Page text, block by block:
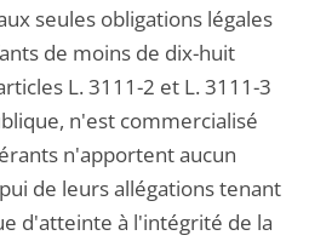
seules obligations légales
de moins de dix-huit
L. 3111-2 et L. 3111-3
n'est commercialisé
n'apportent aucun
de leurs allégations tenant
d'atteinte à l'intégrité de la